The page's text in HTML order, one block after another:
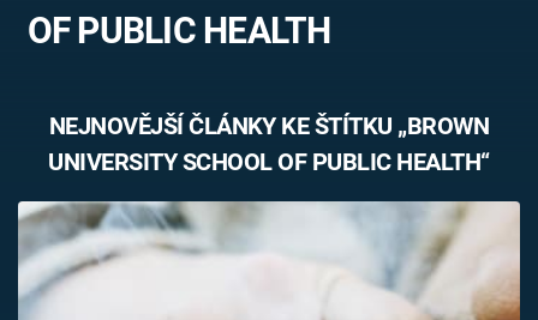
Témata
Pořady
TV Program
OF PUBLIC HEALTH
NEJNOVĚJŠÍ ČLÁNKY KE ŠTÍTKU „BROWN
UNIVERSITY SCHOOL OF PUBLIC HEALTH“